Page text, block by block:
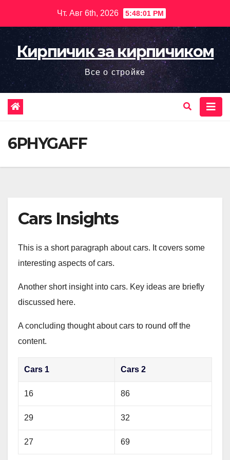
содержимому
Чт. Авг 6th, 2026 5:48:02 PM
Кирпичик за кирпичиком
Все о стройке
6PHYGAFF
Cars Insights
This is a short paragraph about cars. It covers some
interesting aspects of cars.
Another short insight into cars. Key ideas are briefly
discussed here.
A concluding thought about cars to round off the
content.
Cars 1 Cars 2
16 86
29 32
27 69